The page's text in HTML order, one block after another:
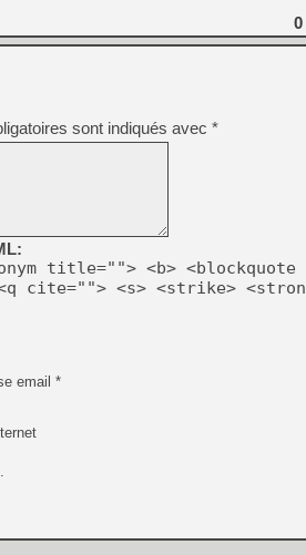
[Mo5] Brickboy cherche à
[GK] Minecraft et ses «
[GK] Beast of
[GK] Ubisoft : fin de partie
[GK] Mémoire cash -
[GK] Dan Houser (GTA)
[GK] Comment EA Sports
[GK] Crimson Moon : un
[GK] Isle of Reveries : le
[GK] Moonlighter 2 : The
[GK] Capcom relance
[Mo5] Deux inédits du
[GK] Le beat'em up The
[GK] Endless Legend 2 :
[LS] [PS5] Premiers
0
sont indiqués avec *
title=""> <b> <blockquote
cite=""> <s> <strike>
email *